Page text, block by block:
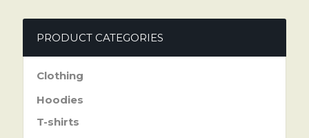
PRODUCT CATEGORIES
Clothing
Hoodies
T-shirts